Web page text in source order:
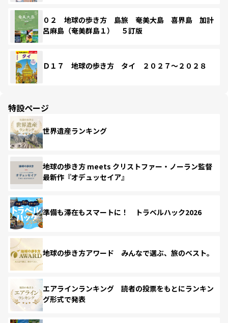
０２ 地球の歩き方 島旅 奄美大島 喜界島 加計
呂麻島（奄美群島１） ５訂版
Ｄ１７ 地球の歩き方 タイ ２０２７～２０２８
特設ページ
世界遺産ランキング
地球の歩き方 meets クリストファー・ノーラン監督
最新作『オデュッセイア』
準備も滞在もスマートに！ トラベルハック2026
地球の歩き方アワード みんなで選ぶ、旅のベスト。
エアラインランキング 読者の投票をもとにランキン
グ形式で発表